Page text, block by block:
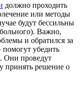
должно проходить
или методы
будут бессильны
Важно,
и обратился за
убедить
Они проведут
принять решение о